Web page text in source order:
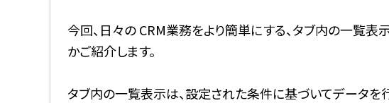
今回、日々の CRM業務をより簡単にする、タブ内の一覧表
かご紹介します。
タブ内の一覧表示は、設定された条件に基づいてデータ